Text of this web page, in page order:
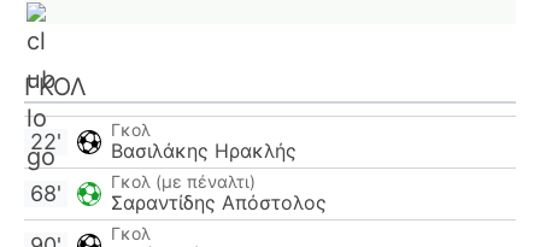
ΓΚΟΛ
Γκολ
Βασιλάκης Ηρακλής
22'
Γκολ (με πέναλτι)
Σαραντίδης Απόστολος
68'
Γκολ